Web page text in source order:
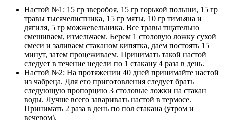
Настой №1: 15 гр зверобоя, 15 гр горькой полыни, 15 гр
травы тысячелистника, 15 гр мяты, 10 гр тимьяна и
дягиля, 5 гр можжевельника. Все травы тщательно
смешиваем, измельчаем. Берем 1 столовую ложку сухой
смеси и заливаем стаканом кипятка, даем постоять 15
минут, затем процеживаем. Принимать такой настой
следует в течение недели по 1 стакану 4 раза в день.
Настой №2: На протяжении 40 дней принимайте настой
из чабреца. Для его приготовления следует брать
следующую пропорцию 3 столовые ложки на стакан
воды. Лучше всего заваривать настой в термосе.
Принимать 2 раза в день по пол стакана (утром и
вечером).